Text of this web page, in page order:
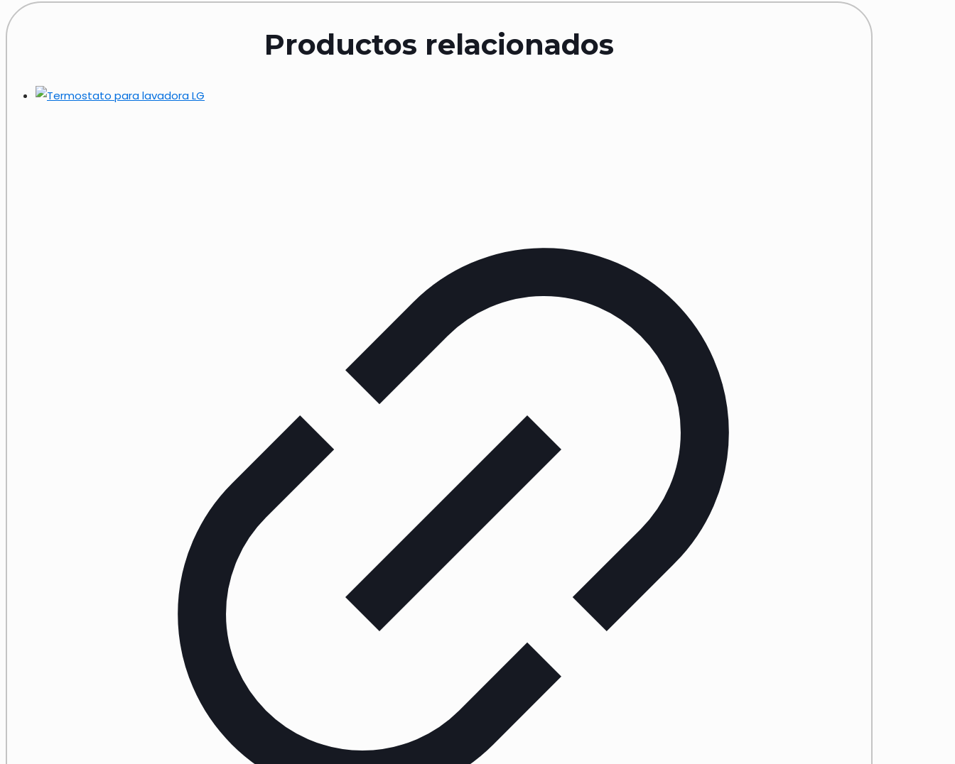
Productos relacionados